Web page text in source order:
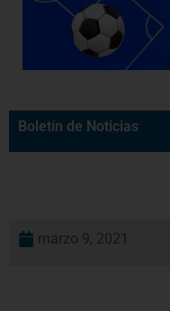
Boletín de Noticias
marzo 9, 2021